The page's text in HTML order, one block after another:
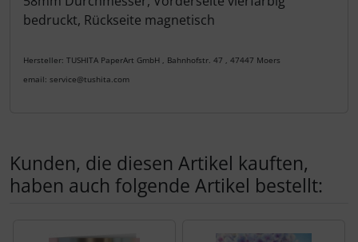
bedruckt, Rückseite magnetisch
Hersteller: TUSHITA PaperArt GmbH , Bahnhofstr. 47 , 47447 Moers
email: service@tushita.com
Kunden, die diesen Artikel kauften,
haben auch folgende Artikel bestellt: